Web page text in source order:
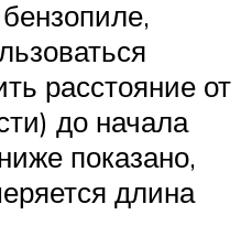
расстояние от
до начала
показано,
длина